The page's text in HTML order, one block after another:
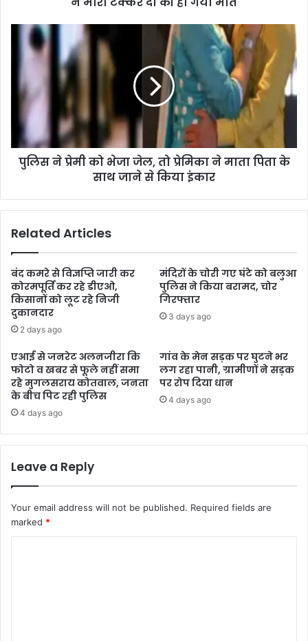
पुलिस ने प्रेमी को भेजा जेल, तो प्रेमिका ने माता पिता के
साथ जाने से किया इंकार
Related Articles
बंद कमरे से विज्ञप्ति जारी कर
कोरमपूर्ति कर रहे डीएओ,
किसानों को लूट रहे निजी
दुकानदार
2 days ago
मंदिरों के चोरी गए घंटे को बलुआ
पुलिस ने किया बरामद, चोर
गिरफ्तार
3 days ago
एआई से जनरेट अलनजीरा कि
फोटो व खबर से फूले नहीं समा
रहे मुगलसराय कोतवाल, जनता
के बीच पिट रही पुलिस
4 days ago
गांव के मेन सड़क पर घुटने भर
लग रहा पानी, ग्रामीणों ने सड़क
पर रोप दिया धान
4 days ago
Leave a Reply
Your email address will not be published. Required fields are
marked *